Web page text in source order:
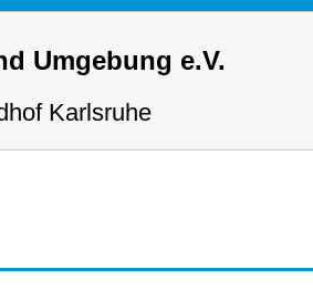
Umgebung e.V.
Karlsruhe